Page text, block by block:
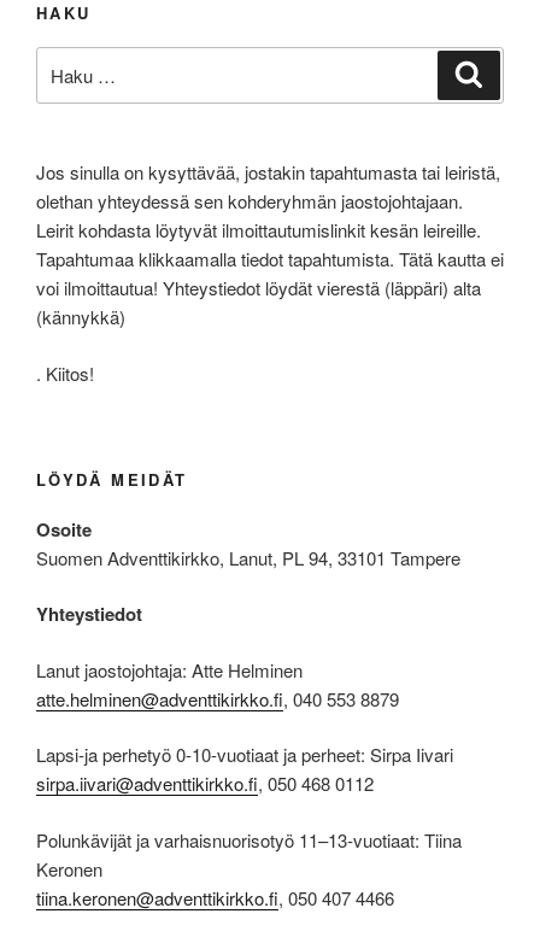
HAKU
Jos sinulla on kysyttävää, jostakin tapahtumasta tai leiristä,
olethan yhteydessä sen kohderyhmän jaostojohtajaan.
Leirit kohdasta löytyvät ilmoittautumislinkit kesän leireille.
Tapahtumaa klikkaamalla tiedot tapahtumista. Tätä kautta ei
voi ilmoittautua! Yhteystiedot löydät vierestä (läppäri) alta
(kännykkä)
. Kiitos!
LÖYDÄ MEIDÄT
Osoite
Suomen Adventtikirkko, Lanut, PL 94, 33101 Tampere
Yhteystiedot
Lanut jaostojohtaja: Atte Helminen
atte.helminen@adventtikirkko.fi, 040 553 8879
Lapsi-ja perhetyö 0-10-vuotiaat ja perheet: Sirpa Iivari
sirpa.iivari@adventtikirkko.fi, 050 468 0112
Polunkävijät ja varhaisnuorisotyö 11–13-vuotiaat: Tiina
Keronen
tiina.keronen@adventtikirkko.fi, 050 407 4466